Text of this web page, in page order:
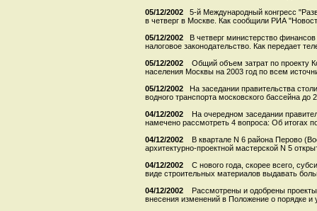
05/12/2002
5-й Международный конгресс
в четверг в Москве. Как сообщили РИА
05/12/2002
В четверг министерство
налоговое законодательство. Как передает
05/12/2002
Общий объем затрат по проекту
населения Москвы на 2003 год по всем
05/12/2002
На заседании правительства
водного транспорта московского бассейна до
04/12/2002
На очередном заседании
намечено рассмотреть 4 вопроса: Об итогах
04/12/2002
В квартале N 6 района Перово
архитектурно-проектной мастерской N 5
04/12/2002
С нового года, скорее всего,
виде строительных материалов выдавать
04/12/2002
Рассмотрены и одобрены
внесения изменений в Положение о порядке и